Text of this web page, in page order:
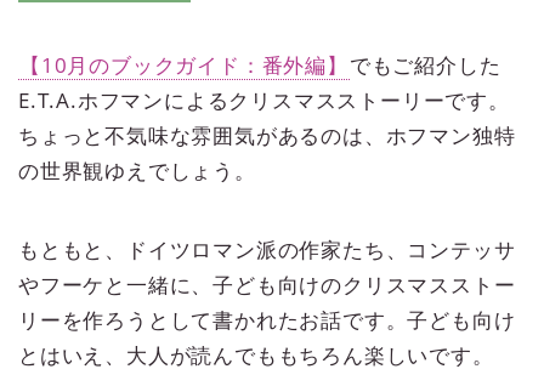
【10月のブックガイド：番外編】 でもご紹介した
E.T.A.ホフマンによるクリスマスストーリーです。
ちょっと不気味な雰囲気があるのは、ホフマン独特
の世界観ゆえでしょう。
もともと、ドイツロマン派の作家たち、コンテッサ
やフーケと一緒に、子ども向けのクリスマスストー
リーを作ろうとして書かれたお話です。子ども向け
とはいえ、大人が読んでももちろん楽しいです。